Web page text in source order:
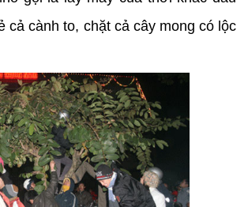
cả cành to, chặt cả cây mong có lộc